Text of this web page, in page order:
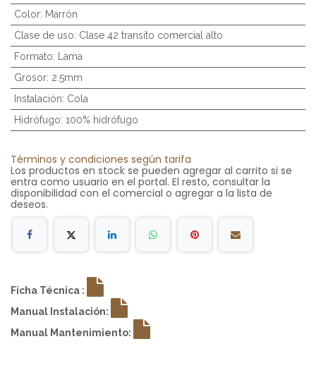
Color: Marrón
Clase de uso: Clase 42 transito comercial alto
Formato: Lama
Grosor: 2.5mm
Instalación: Cola
Hidrófugo: 100% hidrófugo
Términos y condiciones según tarifa
Los productos en stock se pueden agregar al carrito si se
entra como usuario en el portal. El resto, consultar la
disponibilidad con el comercial o agregar a la lista de
deseos.
Ficha Técnica :
Manual Instalación:
Manual Mantenimiento: